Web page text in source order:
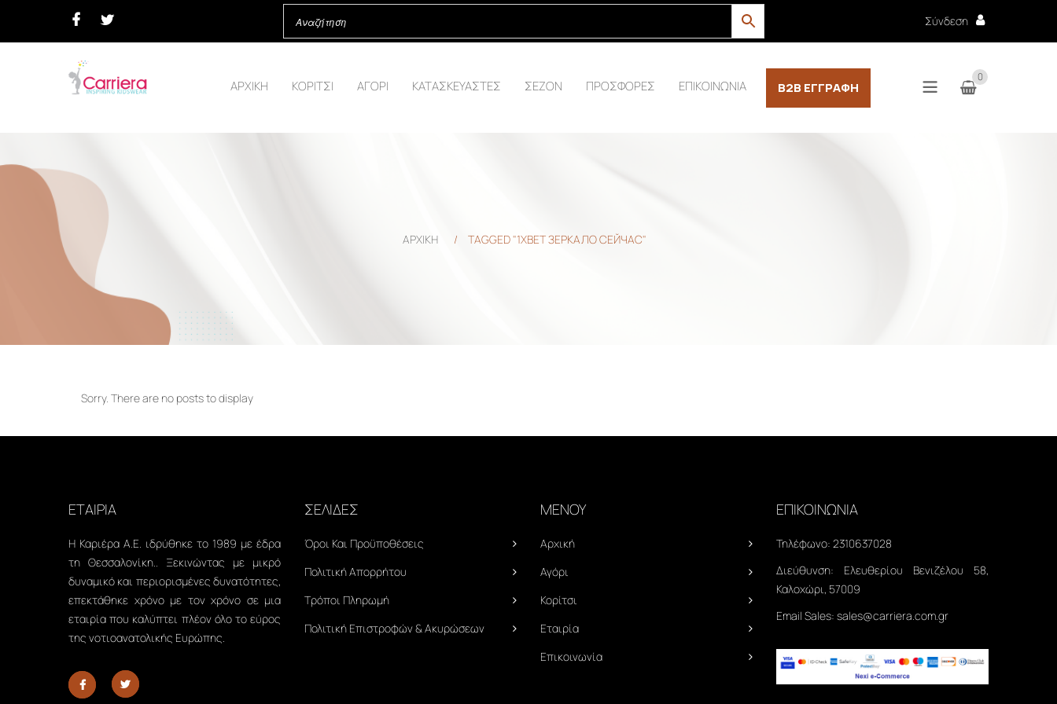
Σύνδεση
ΑΡΧΙΚΗ ΚΟΡΙΤΣΙ ΑΓΟΡΙ ΚΑΤΑΣΚΕΥΑΣΤΕΣ ΣΕΖΟΝ ΠΡΟΣΦΟΡΕΣ ΕΠΙΚΟΙΝΩΝΙΑ B2B ΕΓΓΡΑΦΉ
0
ΑΡΧΙΚΗ / TAGGED "1XBET ЗЕРКАЛО СЕЙЧАС"
Sorry. There are no posts to display
ΕΤΑΙΡΙΑ
Η Καριέρα Α.Ε. ιδρύθηκε το 1989 με έδρα
τη Θεσσαλονίκη.. Ξεκινώντας με μικρό
δυναμικό και περιορισμένες δυνατότητες,
επεκτάθηκε χρόνο με τον χρόνο σε μια
εταιρία που καλύπτει πλέον όλο το εύρος
της νοτιοανατολικής Ευρώπης.
ΣΕΛΙΔΕΣ
Όροι Και Προϋποθέσεις
Πολιτική Απορρήτου
Τρόποι Πληρωμή
Πολιτική Επιστροφών & Ακυρώσεων
ΜΕΝΟΥ
Αρχική
Αγόρι
Κορίτσι
Εταιρία
Επικοινωνία
ΕΠΙΚΟΙΝΩΝΙΑ
Τηλέφωνο: 2310637028
Διεύθυνση: Ελευθερίου Βενιζέλου 58,
Καλοχώρι, 57009
Email Sales: sales@carriera.com.gr